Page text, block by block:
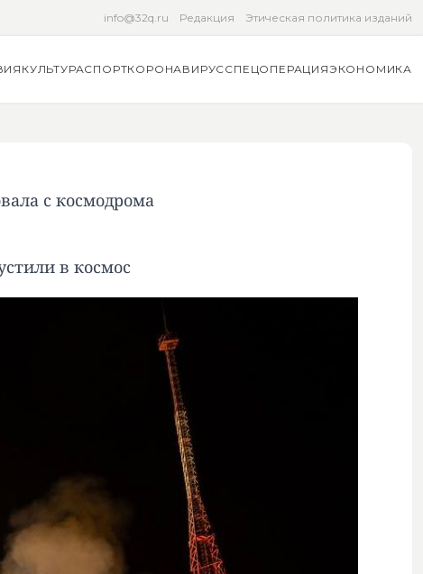
info@32q.ru Редакция Этическая политика изданий
КУЛЬТУРАСПОРТКОРОНАВИРУССПЕЦОПЕРАЦИЯЭКОНОМИКА
с космодрома
в космос